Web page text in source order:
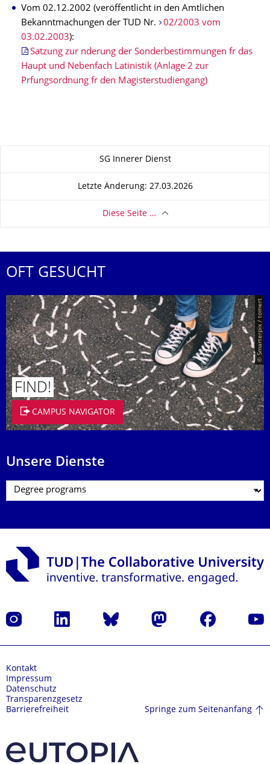
Vom 02.12.2002 (veröffentlicht in den Amtlichen
Bekanntmachungen der TUD Nr.
02/2003 vom
03.02.2003):
Satzung zur nderung der Sonderbestimmungen fr das
Haupt und Nebenfach Latinistik (Anlage 2 zur
Prfungsordnung fr den Magisterstudiengang)
SG Innerer Dienst
Letzte Änderung: 27.03.2026
Diese Seite …
OFT GESUCHT
© Smarterpix / tomert
FIND!
CAMPUS NAVIGATOR
Unsere Dienste
Instagram LinkedIn Bluesky Mastodon Facebook
Kontakt
Impressum
Datenschutz
Transparenzgesetz
Barrierefreiheit
Springe zum Seitenanfang